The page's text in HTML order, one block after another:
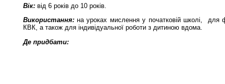
Вік:від 6 років до 10 років.
Використання:на уроках мислення у початковій школі, для
КВК, а також для індивідуальної роботи з дитиною вдома.
Де придбати: